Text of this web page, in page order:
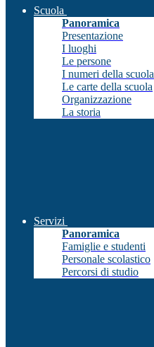
Scuola
Panoramica
Presentazione
I luoghi
Le persone
I numeri della scuola
Le carte della scuola
Organizzazione
La storia
Servizi
Panoramica
Famiglie e studenti
Personale scolastico
Percorsi di studio